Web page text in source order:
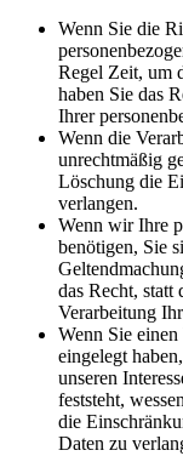
Wenn Sie die
Regel Zeit, um
haben Sie das
Ihrer
Wenn die
unrechtmäßig
Löschung die
verlangen.
Wenn wir Ihre
benötigen, Sie
das Recht, statt
Verarbeitung
Wenn Sie
eingelegt
unseren
feststeht,
die
Daten zu